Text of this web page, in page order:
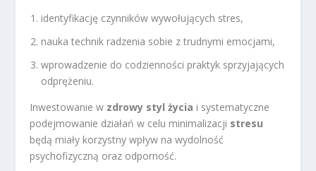
identyfikację czynników wywołujących stres,
nauka technik radzenia sobie z trudnymi emocjami,
wprowadzenie do codzienności praktyk sprzyjających
odprężeniu.
Inwestowanie w zdrowy styl życia i systematyczne
podejmowanie działań w celu minimalizacji stresu
będą miały korzystny wpływ na wydolność
psychofizyczną oraz odporność.